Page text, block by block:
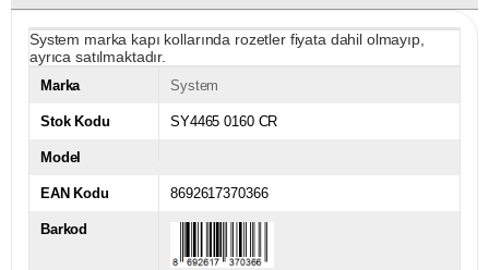
System marka kapı kollarında rozetler fiyata dahil olmayıp,
ayrıca satılmaktadır.
Marka System
Stok Kodu SY4465 0160 CR
Model
EAN Kodu 8692617370366
Barkod